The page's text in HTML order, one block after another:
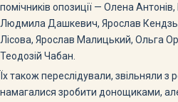
помічників опозиції — Олена
Людмила Дашкевич, Ярослав
Лісова, Ярослав Малицький, Ольга
Теодозій Чабан.
Їх також переслідували, звільняли
намагалися зробити донощиками,